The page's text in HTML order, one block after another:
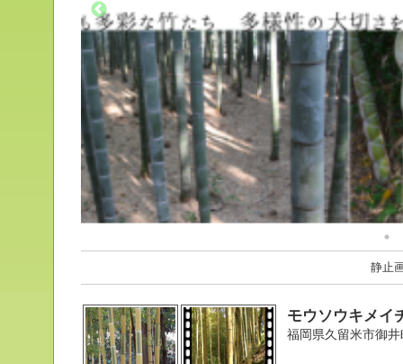
静止
モウソウキメイ
福岡県久留米市御